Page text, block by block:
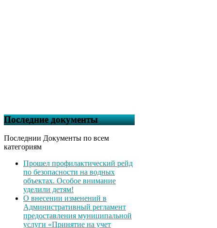
Последние документы
Последнии Документы по всем
категориям
Прошел профилактический рейд
по безопасности на водных
объектах. Особое внимание
уделили детям!
О внесении изменений в
Административный регламент
предоставления муниципальной
услуги «Принятие на учет